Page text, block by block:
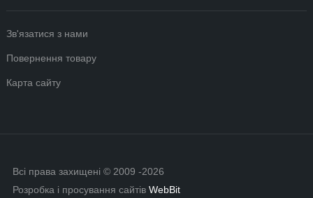
Зв'язатися з нами
Повернення товару
Карта сайту
Всі права захищені © 2009 -2026
Розробка і просування сайтів WebBit